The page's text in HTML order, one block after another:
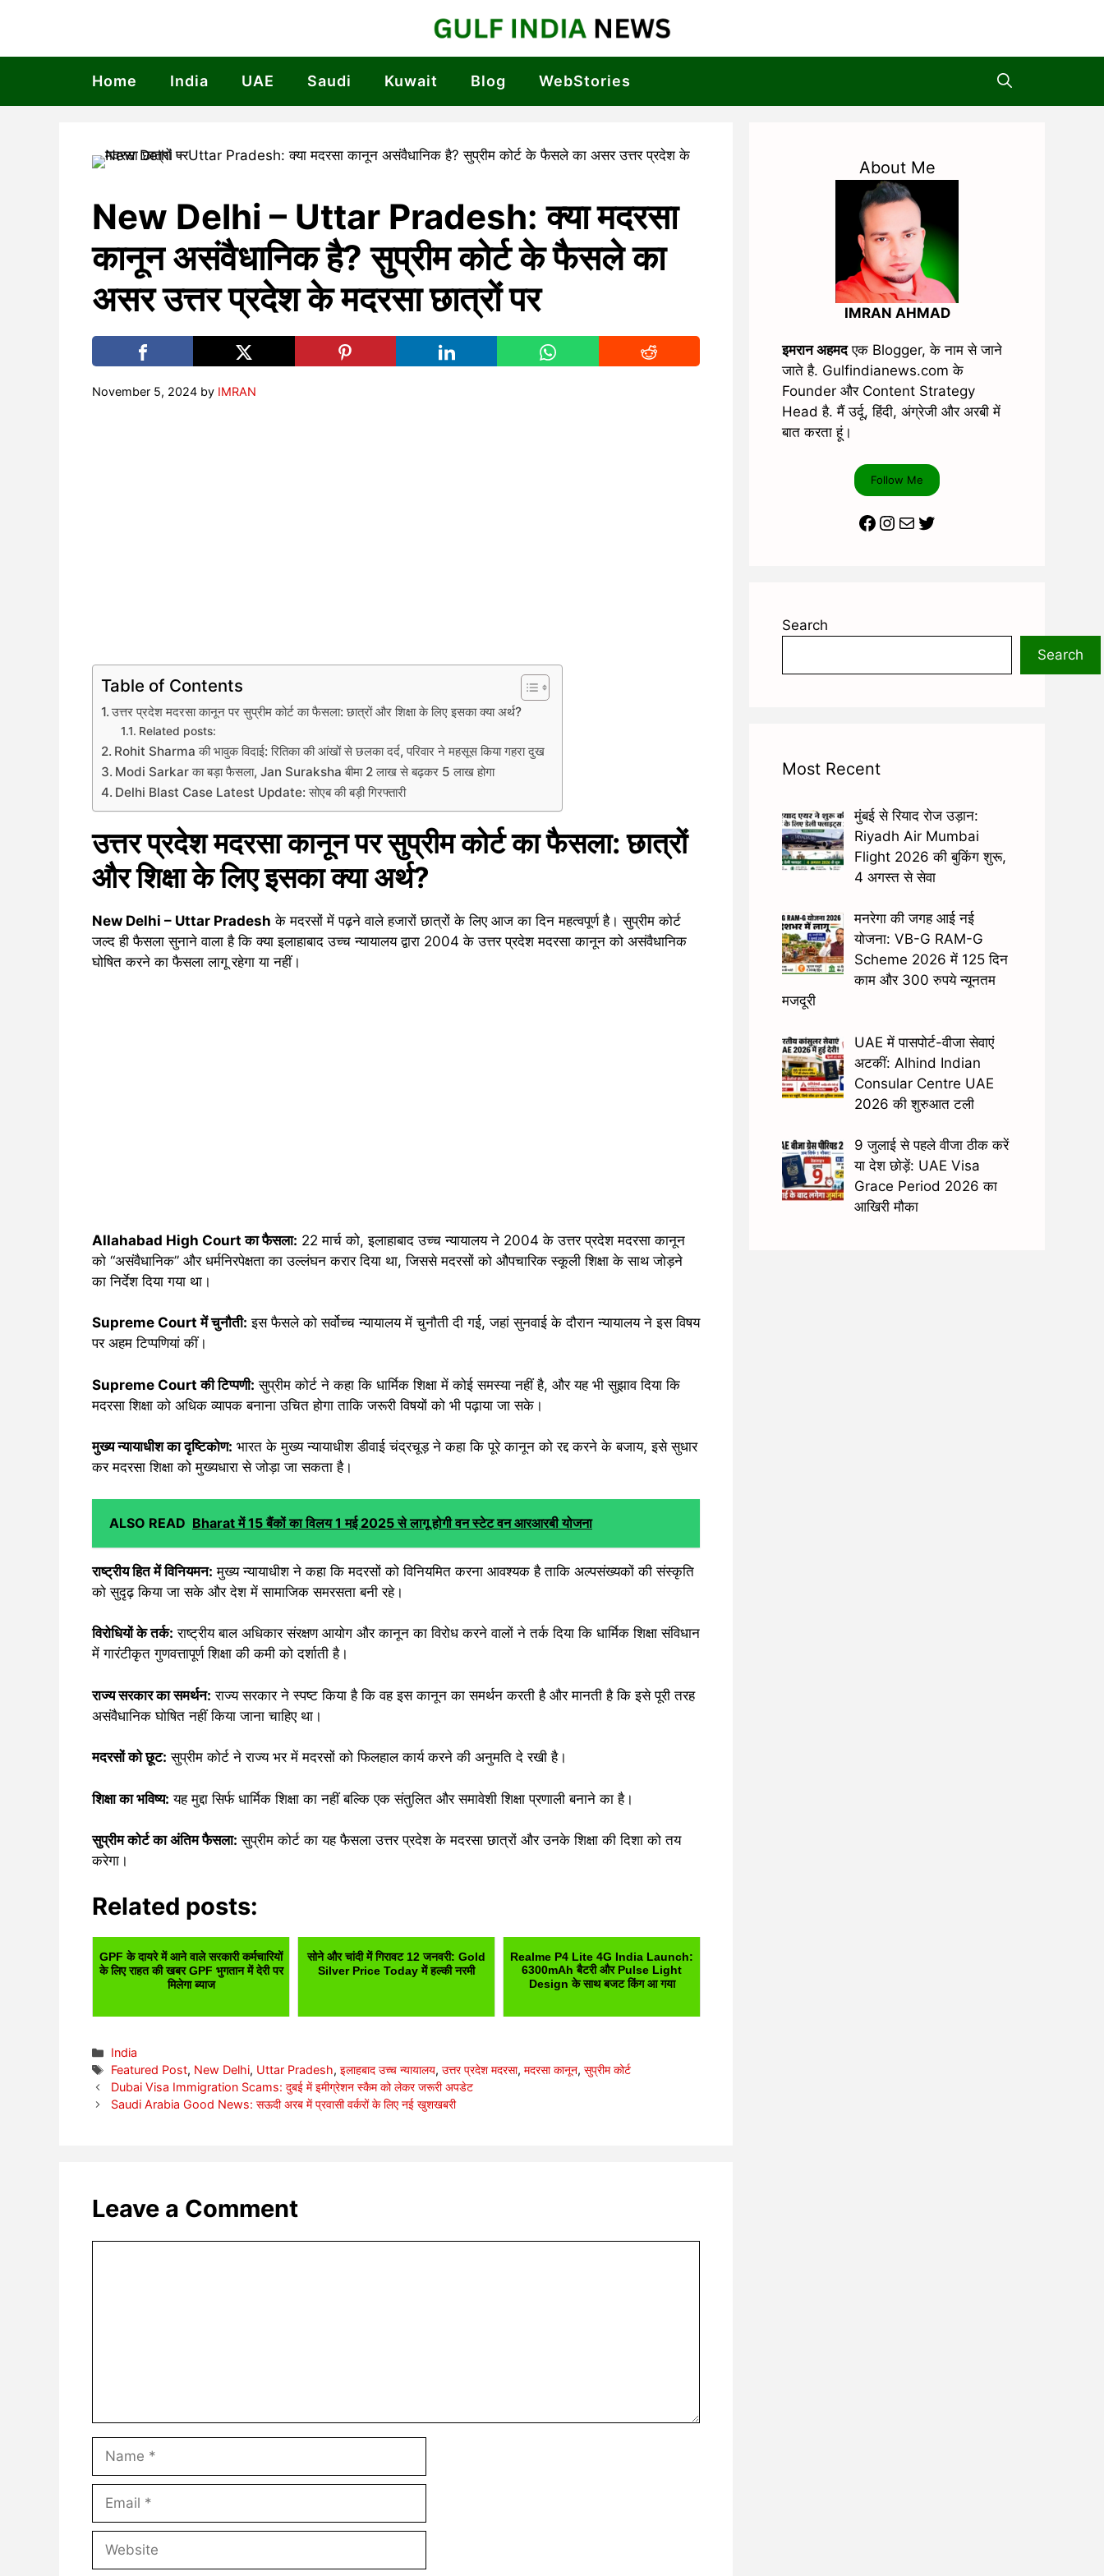
Home India UAE Saudi Kuwait Blog WebStories
New Delhi – Uttar Pradesh: क्या मदरसा
कानून असंवैधानिक है? सुप्रीम कोर्ट के फैसले का
असर उत्तर प्रदेश के मदरसा छात्रों पर
November 5, 2024 by IMRAN
Table of Contents
उत्तर प्रदेश मदरसा कानून पर सुप्रीम कोर्ट का फैसला: छात्रों और शिक्षा के लिए इसका क्या अर्थ?
Related posts:
Rohit Sharma की भावुक विदाई: रितिका की आंखों से छलका दर्द, परिवार ने महसूस किया गहरा दुख
Modi Sarkar का बड़ा फैसला, Jan Suraksha बीमा 2 लाख से बढ़कर 5 लाख होगा
Delhi Blast Case Latest Update: सोएब की बड़ी गिरफ्तारी
उत्तर प्रदेश मदरसा कानून पर सुप्रीम कोर्ट का फैसला: छात्रों
और शिक्षा के लिए इसका क्या अर्थ?
New Delhi – Uttar Pradesh के मदरसों में पढ़ने वाले हजारों छात्रों के लिए आज का दिन महत्वपूर्ण है। सुप्रीम कोर्ट
जल्द ही फैसला सुनाने वाला है कि क्या इलाहाबाद उच्च न्यायालय द्वारा 2004 के उत्तर प्रदेश मदरसा कानून को असंवैधानिक
घोषित करने का फैसला लागू रहेगा या नहीं।
Allahabad High Court का फैसला: 22 मार्च को, इलाहाबाद उच्च न्यायालय ने 2004 के उत्तर प्रदेश मदरसा कानून
को “असंवैधानिक” और धर्मनिरपेक्षता का उल्लंघन करार दिया था, जिससे मदरसों को औपचारिक स्कूली शिक्षा के साथ जोड़ने
का निर्देश दिया गया था।
Supreme Court में चुनौती: इस फैसले को सर्वोच्च न्यायालय में चुनौती दी गई, जहां सुनवाई के दौरान न्यायालय ने इस विषय
पर अहम टिप्पणियां कीं।
Supreme Court की टिप्पणी: सुप्रीम कोर्ट ने कहा कि धार्मिक शिक्षा में कोई समस्या नहीं है, और यह भी सुझाव दिया कि
मदरसा शिक्षा को अधिक व्यापक बनाना उचित होगा ताकि जरूरी विषयों को भी पढ़ाया जा सके।
मुख्य न्यायाधीश का दृष्टिकोण: भारत के मुख्य न्यायाधीश डीवाई चंद्रचूड़ ने कहा कि पूरे कानून को रद्द करने के बजाय, इसे सुधार
कर मदरसा शिक्षा को मुख्यधारा से जोड़ा जा सकता है।
ALSO READ Bharat में 15 बैंकों का विलय 1 मई 2025 से लागू होगी वन स्टेट वन आरआरबी योजना
राष्ट्रीय हित में विनियमन: मुख्य न्यायाधीश ने कहा कि मदरसों को विनियमित करना आवश्यक है ताकि अल्पसंख्यकों की संस्कृति
को सुदृढ़ किया जा सके और देश में सामाजिक समरसता बनी रहे।
विरोधियों के तर्क: राष्ट्रीय बाल अधिकार संरक्षण आयोग और कानून का विरोध करने वालों ने तर्क दिया कि धार्मिक शिक्षा संविधान
में गारंटीकृत गुणवत्तापूर्ण शिक्षा की कमी को दर्शाती है।
राज्य सरकार का समर्थन: राज्य सरकार ने स्पष्ट किया है कि वह इस कानून का समर्थन करती है और मानती है कि इसे पूरी तरह
असंवैधानिक घोषित नहीं किया जाना चाहिए था।
मदरसों को छूट: सुप्रीम कोर्ट ने राज्य भर में मदरसों को फिलहाल कार्य करने की अनुमति दे रखी है।
शिक्षा का भविष्य: यह मुद्दा सिर्फ धार्मिक शिक्षा का नहीं बल्कि एक संतुलित और समावेशी शिक्षा प्रणाली बनाने का है।
सुप्रीम कोर्ट का अंतिम फैसला: सुप्रीम कोर्ट का यह फैसला उत्तर प्रदेश के मदरसा छात्रों और उनके शिक्षा की दिशा को तय
करेगा।
Related posts:
GPF के दायरे में आने वाले सरकारी कर्मचारियों
के लिए राहत की खबर GPF भुगतान में देरी पर
मिलेगा ब्याज
सोने और चांदी में गिरावट 12 जनवरी: Gold
Silver Price Today में हल्की नरमी
Realme P4 Lite 4G India Launch:
6300mAh बैटरी और Pulse Light
Design के साथ बजट किंग आ गया
Categories
India
Tags
Featured Post, New Delhi, Uttar Pradesh,इलाहबाद उच्च न्यायालय,उत्तर प्रदेश मदरसा,मदरसा कानून,सुप्रीम कोर्ट
Dubai Visa Immigration Scams: दुबई में इमीग्रेशन स्कैम को लेकर जरूरी अपडेट
Saudi Arabia Good News: सऊदी अरब में प्रवासी वर्करों के लिए नई खुशखबरी
Leave a Comment
Name
Email
Website
About Me
IMRAN AHMAD
इमरान अहमदएक Blogger, के नाम से जाने
जाते है. Gulfindianews.com के
Founder और Content Strategy
Head है. मैं उर्दू, हिंदी, अंग्रेजी और अरबी में
बात करता हूं।
Follow Me
Facebook
Instagram
MailTwitter
Search
Search
Most Recent
मुंबई से रियाद रोज उड़ान:
Riyadh Air Mumbai
Flight 2026 की बुकिंग शुरू,
4 अगस्त से सेवा
मनरेगा की जगह आई नई
योजना: VB-G RAM-G
Scheme 2026 में 125 दिन
काम और 300 रुपये न्यूनतम
मजदूरी
UAE में पासपोर्ट-वीजा सेवाएं
अटकीं: Alhind Indian
Consular Centre UAE
2026 की शुरुआत टली
9 जुलाई से पहले वीजा ठीक करें
या देश छोड़ें: UAE Visa
Grace Period 2026 का
आखिरी मौका